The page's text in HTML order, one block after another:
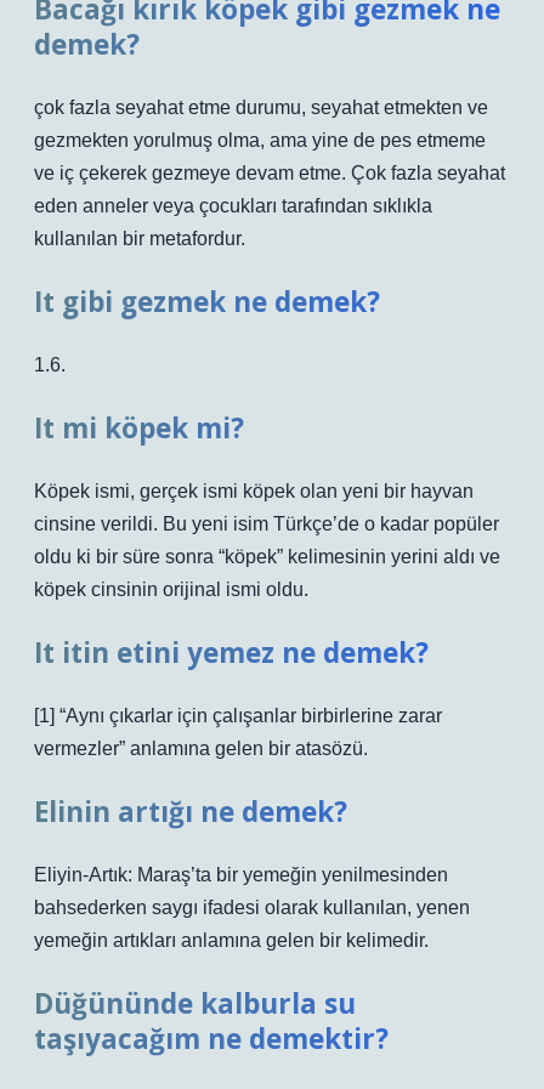
Bacağı kırık köpek gibi gezmek ne
demek?
çok fazla seyahat etme durumu, seyahat etmekten ve
gezmekten yorulmuş olma, ama yine de pes etmeme
ve iç çekerek gezmeye devam etme. Çok fazla seyahat
eden anneler veya çocukları tarafından sıklıkla
kullanılan bir metafordur.
It gibi gezmek ne demek?
1.6.
It mi köpek mi?
Köpek ismi, gerçek ismi köpek olan yeni bir hayvan
cinsine verildi. Bu yeni isim Türkçe’de o kadar popüler
oldu ki bir süre sonra “köpek” kelimesinin yerini aldı ve
köpek cinsinin orijinal ismi oldu.
It itin etini yemez ne demek?
[1] “Aynı çıkarlar için çalışanlar birbirlerine zarar
vermezler” anlamına gelen bir atasözü.
Elinin artığı ne demek?
Eliyin-Artık: Maraş’ta bir yemeğin yenilmesinden
bahsederken saygı ifadesi olarak kullanılan, yenen
yemeğin artıkları anlamına gelen bir kelimedir.
Düğününde kalburla su
taşıyacağım ne demektir?